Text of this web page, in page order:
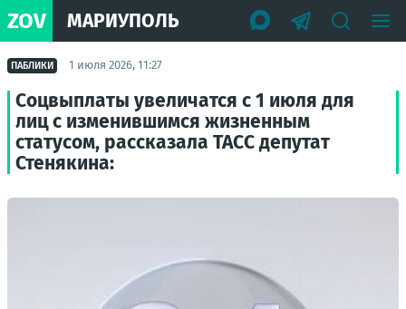
ZOV МАРИУПОЛЬ
ПАБЛИКИ 1 июля 2026, 11:27
Соцвыплаты увеличатся с 1 июля для
лиц с изменившимся жизненным
статусом, рассказала ТАСС депутат
Стенякина: